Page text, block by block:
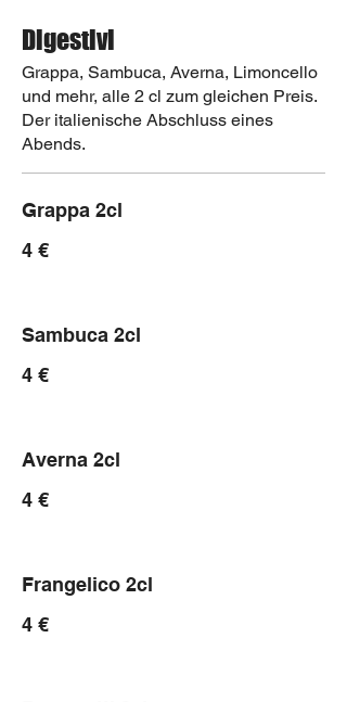
Digestivi
Grappa, Sambuca, Averna, Limoncello
und mehr, alle 2 cl zum gleichen Preis.
Der italienische Abschluss eines
Abends.
Grappa 2cl
4 €
Sambuca 2cl
4 €
Averna 2cl
4 €
Frangelico 2cl
4 €